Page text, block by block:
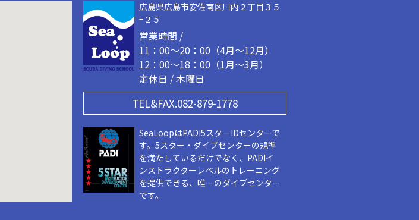
広島県広島市安佐南区川内２丁目３５
−２５
営業時間 /
11：00～20：00（4月～12月）
12：00～18：00（1月～3月）
定休日 / 木曜日
TEL&FAX.082-879-1778
SeaLoopはPADI5スターIDセンターで
す。5スター・ダイブセンターの規準
を満たしているだけでなく、PADIイ
ンストラクターレベルのトレーニング
を提供できる、唯一のダイブセンター
です。